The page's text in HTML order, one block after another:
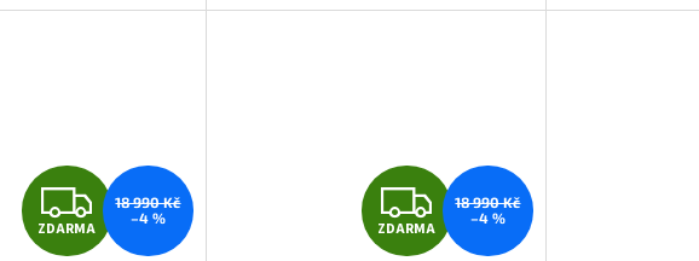
Z
ZDARMA
18 990 Kč
–4 %
Z
ZDARMA
18 990 Kč
–4 %